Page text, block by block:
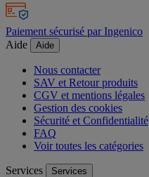
Paiement sécurisé par Ingenico
Aide
Aide
Nous contacter
SAV et Retour produits
CGV et mentions légales
Gestion des cookies
Sécurité et Confidentialité
FAQ
Voir toutes les catégories
Services Services